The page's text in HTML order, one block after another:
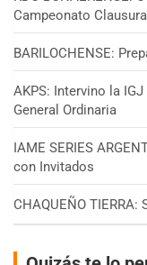
Campeonato Clausura
BARILOCHENSE:
AKPS: Intervino la
General Ordinaria
IAME SERIES
con Invitados
CHAQUEÑO